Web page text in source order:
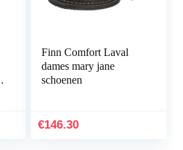
Finn Comfort Laval
dames mary jane
schoenen
€146.30